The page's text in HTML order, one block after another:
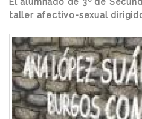
taller afectivo-sexual